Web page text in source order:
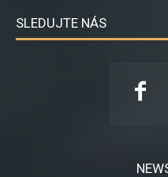
SLEDUJTE NÁS